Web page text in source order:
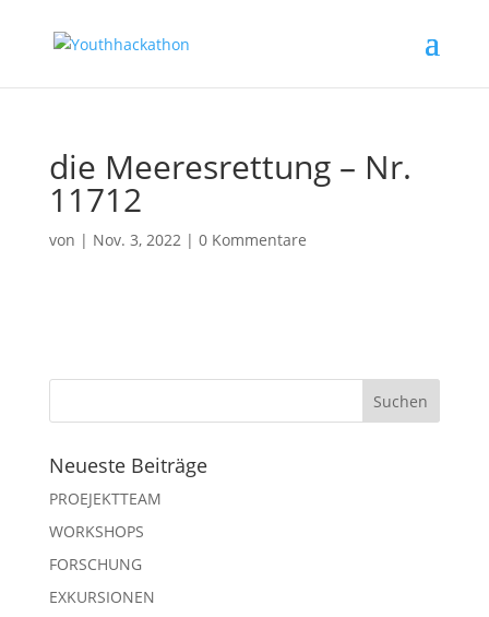
die Meeresrettung – Nr.
11712
von | Nov. 3, 2022| 0 Kommentare
Neueste Beiträge
PROEJEKTTEAM
WORKSHOPS
FORSCHUNG
EXKURSIONEN